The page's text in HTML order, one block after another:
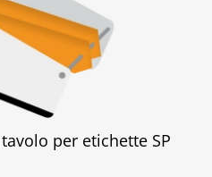
per etichette SP